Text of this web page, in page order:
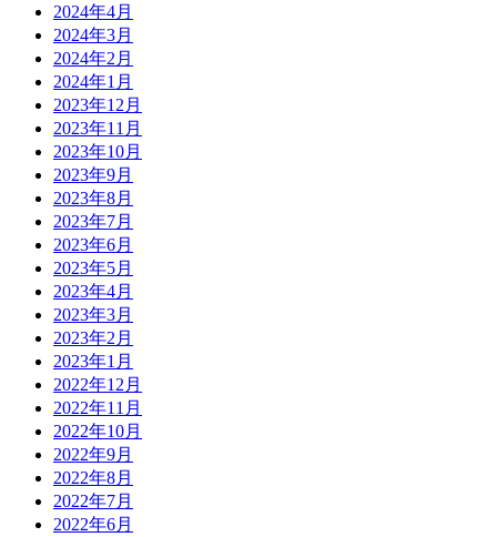
2024年4月
2024年3月
2024年2月
2024年1月
2023年12月
2023年11月
2023年10月
2023年9月
2023年8月
2023年7月
2023年6月
2023年5月
2023年4月
2023年3月
2023年2月
2023年1月
2022年12月
2022年11月
2022年10月
2022年9月
2022年8月
2022年7月
2022年6月